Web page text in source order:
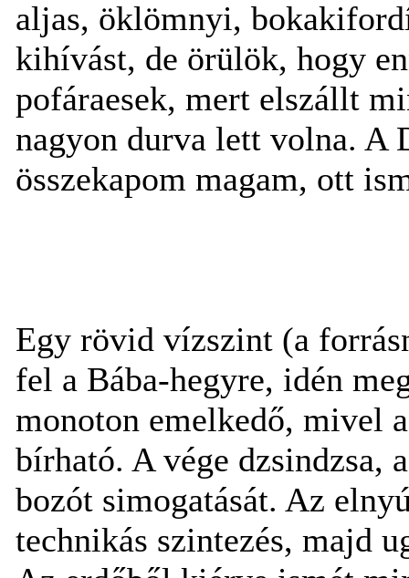
aljas, öklömnyi,
kihívást, de örülök, hogy
pofáraesek, mert elszállt
nagyon durva lett volna. A
összekapom magam, ott
Egy rövid vízszint (a
fel a Bába-hegyre, idén
monoton emelkedő, mivel
bírható. A vége dzsindzsa,
bozót simogatását. Az
technikás szintezés, majd